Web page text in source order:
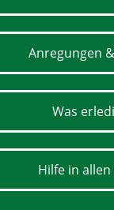
Anregungen
Was
Hilfe in